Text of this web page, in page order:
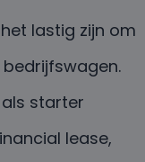
lastig zijn om
als starter
lease,